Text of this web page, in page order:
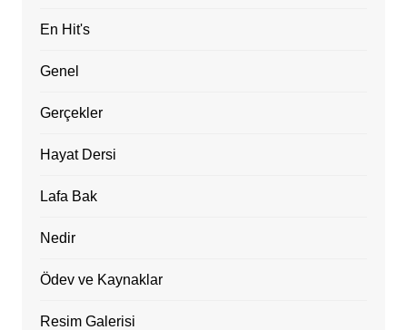
En Hit's
Genel
Gerçekler
Hayat Dersi
Lafa Bak
Nedir
Ödev ve Kaynaklar
Resim Galerisi